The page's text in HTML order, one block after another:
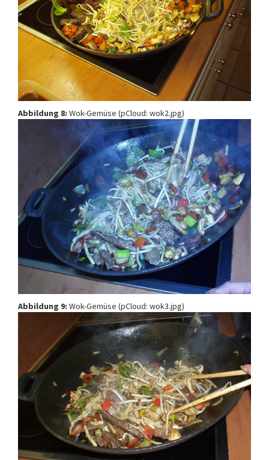
Abbildung 8: Wok-Gemüse (pCloud: wok2.jpg)
Abbildung 9: Wok-Gemüse (pCloud: wok3.jpg)